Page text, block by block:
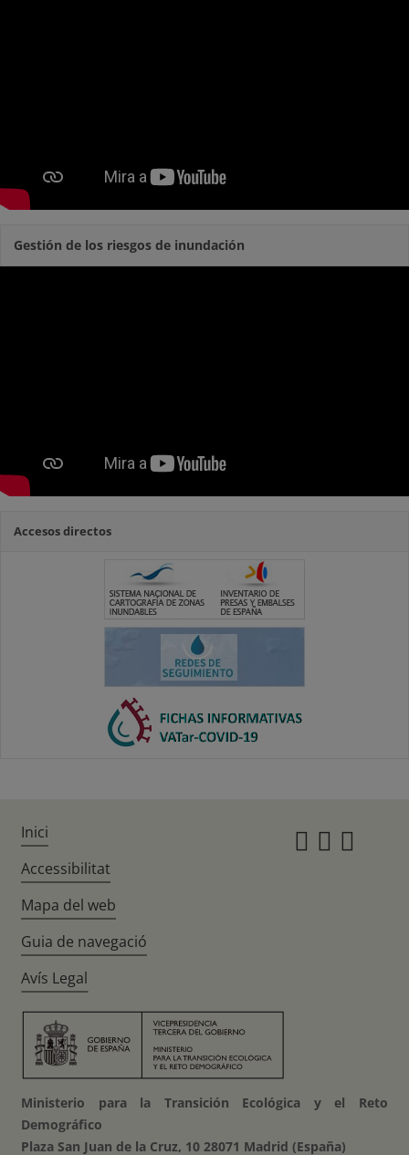
Gestión de los riesgos de inundación
Accesos directos
Inici
Accessibilitat
Mapa del web
Guia de navegació
Avís Legal
Ministerio para la Transición Ecológica y el Reto
Demográfico
Plaza San Juan de la Cruz, 10 28071 Madrid (España)